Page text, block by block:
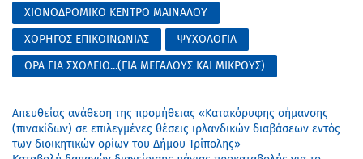
ΧΙΟΝΟΔΡΟΜΙΚΟ ΚΕΝΤΡΟ ΜΑΙΝΑΛΟΥ
ΧΟΡΗΓΟΣ ΕΠΙΚΟΙΝΩΝΙΑΣ
ΨΥΧΟΛΟΓΙΑ
ΩΡΑ ΓΙΑ ΣΧΟΛΕΙΟ...(ΓΙΑ ΜΕΓΑΛΟΥΣ ΚΑΙ ΜΙΚΡΟΥΣ)
Απευθείας ανάθεση της προμήθειας «Κατακόρυφης σήμανσης
(πινακίδων) σε επιλεγμένες θέσεις ιρλανδικών διαβάσεων εντός
των διοικητικών ορίων του Δήμου Τρίπολης»